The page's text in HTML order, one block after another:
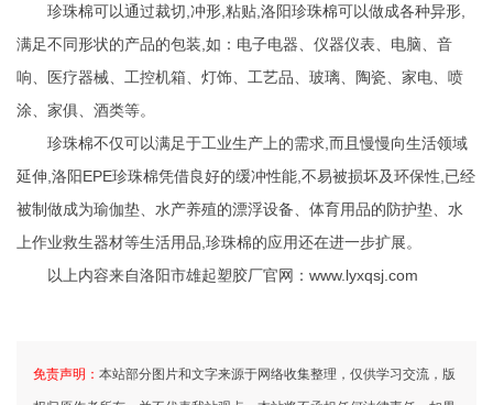
珍珠棉可以通过裁切,冲形,粘贴,洛阳珍珠棉可以做成各种异形,
满足不同形状的产品的包装,如：电子电器、仪器仪表、电脑、音
响、医疗器械、工控机箱、灯饰、工艺品、玻璃、陶瓷、家电、喷
涂、家俱、酒类等。
珍珠棉不仅可以满足于工业生产上的需求,而且慢慢向生活领域
延伸,洛阳EPE珍珠棉凭借良好的缓冲性能,不易被损坏及环保性,已经
被制做成为瑜伽垫、水产养殖的漂浮设备、体育用品的防护垫、水
上作业救生器材等生活用品,珍珠棉的应用还在进一步扩展。
以上内容来自洛阳市雄起塑胶厂官网： www.lyxqsj.com
免责声明： 本站部分图片和文字来源于网络收集整理，仅供学习交流，版